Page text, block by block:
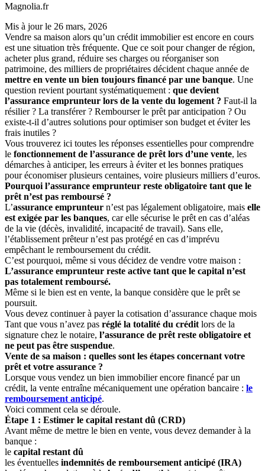
Magnolia.fr
Mis à jour le 26 mars, 2026
Vendre sa maison alors qu’un crédit immobilier est encore en cours
est une situation très fréquente. Que ce soit pour changer de région,
acheter plus grand, réduire ses charges ou réorganiser son
patrimoine, des milliers de propriétaires décident chaque année de
mettre en vente un bien toujours financé par une banque. Une
question revient pourtant systématiquement : que devient
l’assurance emprunteur lors de la vente du logement ? Faut-il la
résilier ? La transférer ? Rembourser le prêt par anticipation ? Ou
existe-t-il d’autres solutions pour optimiser son budget et éviter les
frais inutiles ?
Vous trouverez ici toutes les réponses essentielles pour comprendre
le fonctionnement de l’assurance de prêt lors d’une vente, les
démarches à anticiper, les erreurs à éviter et les bonnes pratiques
pour économiser plusieurs centaines, voire plusieurs milliers d’euros.
Pourquoi l’assurance emprunteur reste obligatoire tant que le
prêt n’est pas remboursé ?
L’assurance emprunteur n’est pas légalement obligatoire, mais elle
est exigée par les banques, car elle sécurise le prêt en cas d’aléas
de la vie (décès, invalidité, incapacité de travail). Sans elle,
l’établissement prêteur n’est pas protégé en cas d’imprévu
empêchant le remboursement du crédit.
C’est pourquoi, même si vous décidez de vendre votre maison :
L’assurance emprunteur reste active tant que le capital n’est
pas totalement remboursé.
Même si le bien est en vente, la banque considère que le prêt se
poursuit.
Vous devez continuer à payer la cotisation d’assurance chaque mois
Tant que vous n’avez pas réglé la totalité du crédit lors de la
signature chez le notaire, l’assurance de prêt reste obligatoire et
ne peut pas être suspendue.
Vente de sa maison : quelles sont les étapes concernant votre
prêt et votre assurance ?
Lorsque vous vendez un bien immobilier encore financé par un
crédit, la vente entraîne mécaniquement une opération bancaire : le
remboursement anticipé.
Voici comment cela se déroule.
Étape 1 : Estimer le capital restant dû (CRD)
Avant même de mettre le bien en vente, vous devez demander à la
banque :
le capital restant dû
les éventuelles indemnités de remboursement anticipé (IRA)